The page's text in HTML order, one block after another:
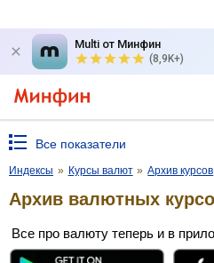
Multi от Минфин
(8,9K+)
Все показатели
Индексы » Курсы валют » Архив курсов
Архив валютных
Все про валюту теперь и в